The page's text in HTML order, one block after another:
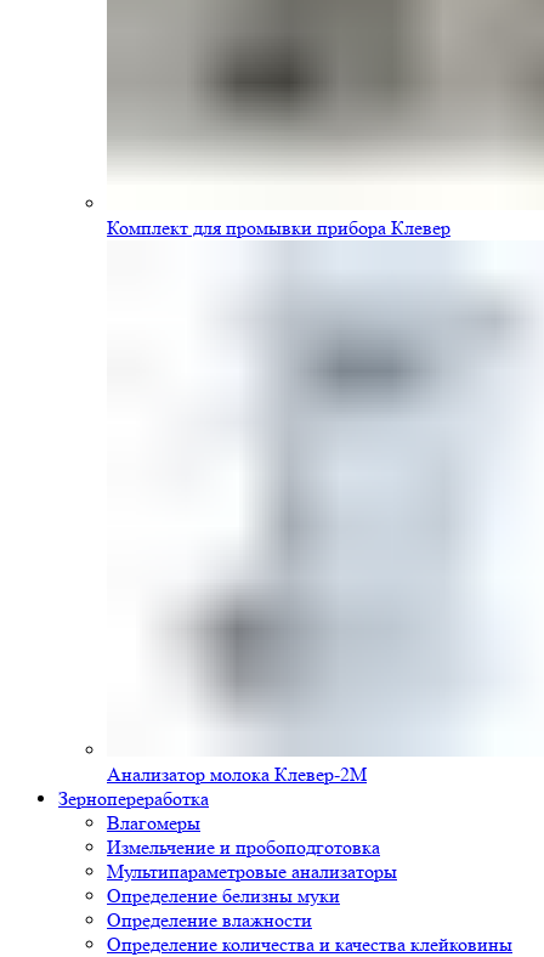
Комплект для промывки прибора Клевер
Анализатор молока Клевер-2М
Зернопереработка
Влагомеры
Измельчение и пробоподготовка
Мультипараметровые анализаторы
Определение белизны муки
Определение влажности
Определение количества и качества клейковины